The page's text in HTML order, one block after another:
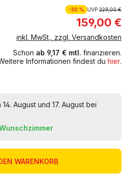
-30 % UVP229,00 €
159,00 €
inkl. MwSt., zzgl. Versandkosten
Schon ab 9,17 € mtl. finanzieren.
Informationen findest du hier.
August und 17. August bei
WARENKORB